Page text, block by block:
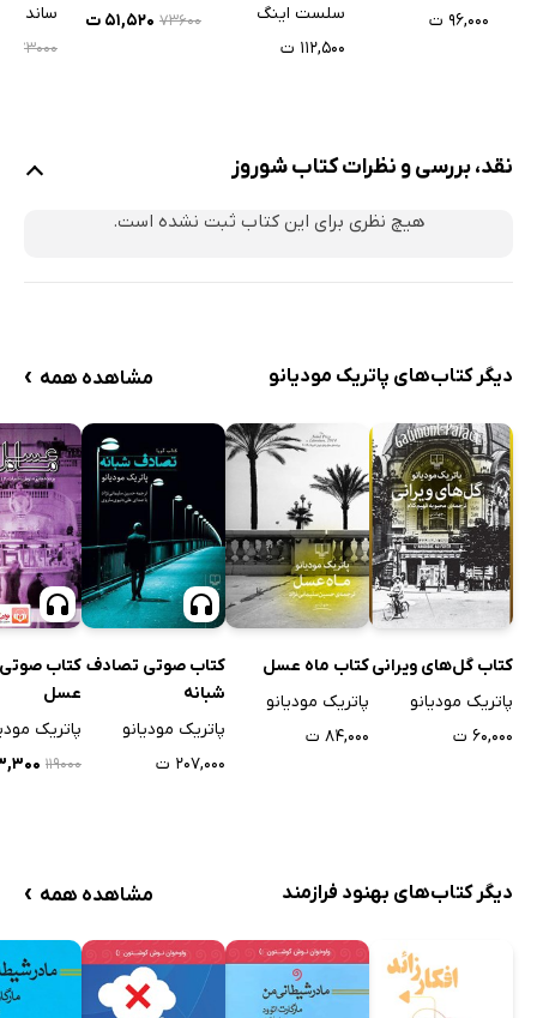
۹۶,۰۰۰ ت
سلست اینگ
۱۱۲,۵۰۰ ت
۷۳۶۰۰ ۵۱,۵۲۰ ت
۷۳۰۰۰
نقد، بررسی و نظرات کتاب شوروز
هیچ نظری برای این کتاب ثبت نشده است.
دیگر کتاب‌های پاتریک مودیانو مشاهده همه ›
کتاب گل‌های ویرانی
پاتریک مودیانو
۶۰,۰۰۰ ت
کتاب ماه عسل
پاتریک مودیانو
۸۴,۰۰۰ ت
کتاب صوتی تصادف
شبانه
پاتریک مودیانو
۲۰۷,۰۰۰ ت
کتاب
عسل
پاتریک
۱۱۹۰۰۰
دیگر کتاب‌های بهنود فرازمند مشاهده همه ›